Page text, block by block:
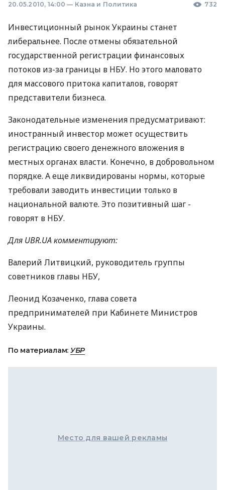
20.05.2010, 14:00 — Казна и Политика 732
Инвестиционный рынок Украины станет
либеральнее. После отмены обязательной
государственной регистрации финансовых
потоков из-за границы в НБУ. Но этого маловато
для массового притока капиталов, говорят
представители бизнеса.
Законодательные изменения предусматривают:
иностранный инвестор может осуществить
регистрацию своего денежного вложения в
местных органах власти. Конечно, в добровольном
порядке. А еще ликвидированы нормы, которые
требовали заводить инвестиции только в
национальной валюте. Это позитивный шаг -
говорят в НБУ.
Для UBR.UA комментируют:
Валерий Литвицкий, руководитель группы
советников главы НБУ,
Леонид Козаченко, глава совета
предпринимателей при Кабинете Министров
Украины.
По материалам: УБР
Место для вашей рекламы